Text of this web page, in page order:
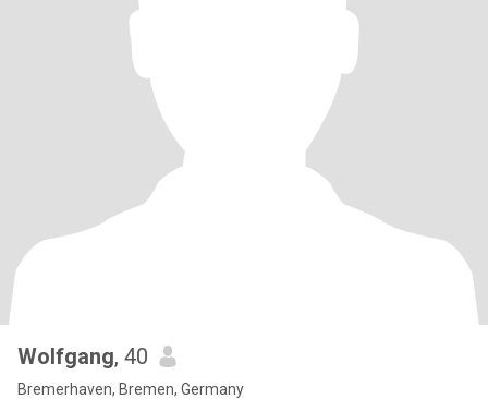
Wolfgang, 40
Bremerhaven, Bremen, Germany